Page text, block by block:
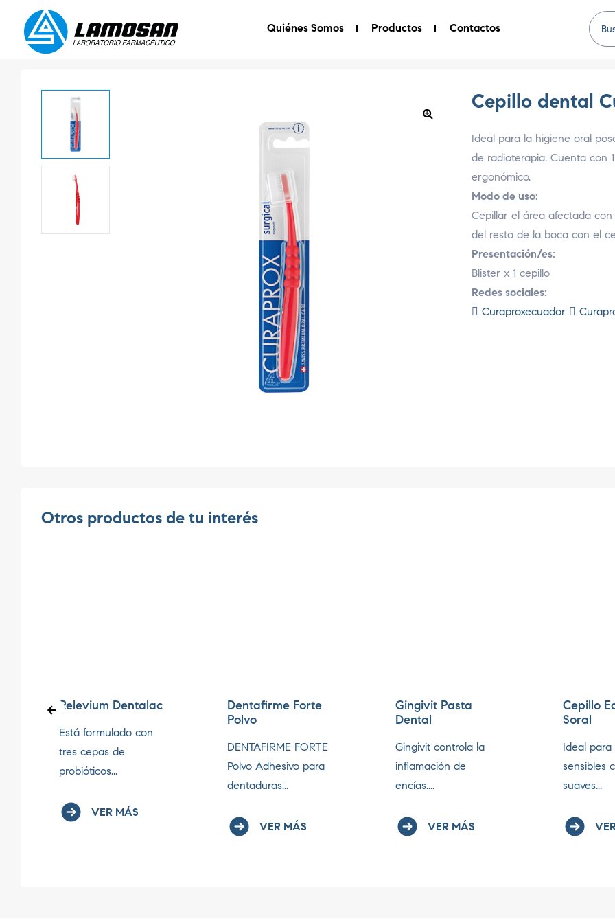
Quiénes Somos Productos Contactos
Cepillo dental
Ideal para la higiene oral
de radioterapia. Cuenta con
ergonómico.
Modo de uso:
Cepillar el área afectada
del resto de la boca con el
Presentación/es:
Blister x 1 cepillo
Redes sociales:
Curaproxecuador
Otros productos de tu interés
Relevium Dentalac
Está formulado con
tres cepas de
probióticos...
VER MÁS
Dentafirme Forte
Polvo
DENTAFIRME FORTE
Polvo Adhesivo para
dentaduras...
VER MÁS
Gingivit Pasta
Dental
Gingivit controla la
inflamación de
encías....
VER MÁS
Cepillo
Soral
Ideal para
sensibles
suaves...